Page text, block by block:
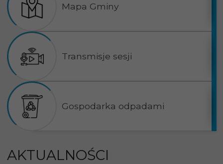
Mapa Gminy
Transmisje sesji
Gospodarka odpadami
AKTUALNOŚCI